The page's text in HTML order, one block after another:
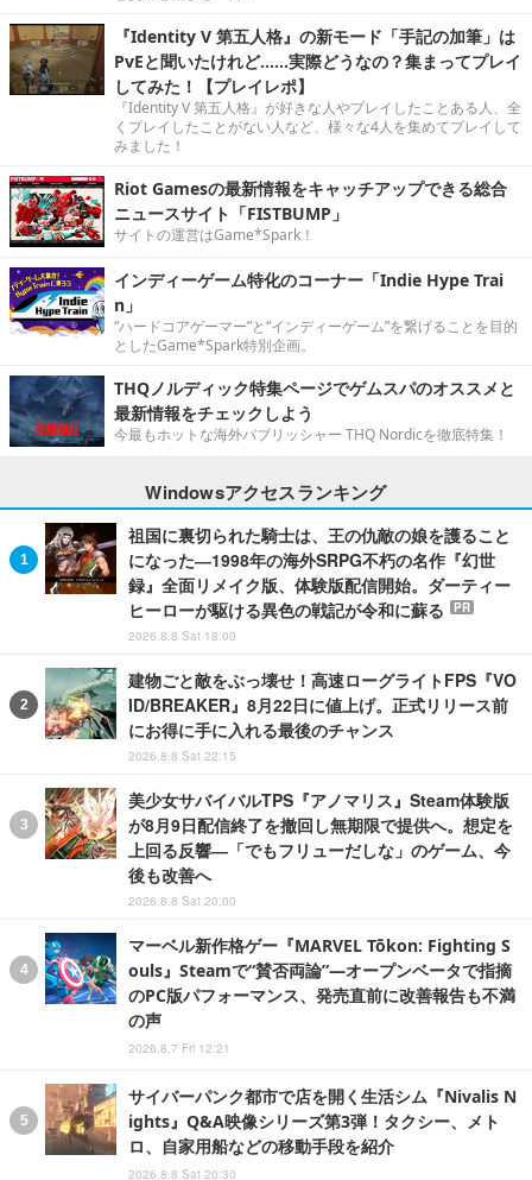
『Identity V 第五人格』の新モード「手記の加筆」は
PvEと聞いたけれど……実際どうなの？集まってプレイ
してみた！【プレイレポ】
『Identity V 第五人格』が好きな人やプレイしたことある人、全
くプレイしたことがない人など、様々な4人を集めてプレイして
みました！
Riot Gamesの最新情報をキャッチアップできる総合
ニュースサイト「FISTBUMP」
サイトの運営はGame*Spark！
インディーゲーム特化のコーナー「Indie Hype Trai
n」
“ハードコアゲーマー”と“インディーゲーム”を繋げることを目的
としたGame*Spark特別企画。
THQノルディック特集ページでゲムスパのオススメと
最新情報をチェックしよう
今最もホットな海外パブリッシャー THQ Nordicを徹底特集！
Windowsアクセスランキング
祖国に裏切られた騎士は、王の仇敵の娘を護ること
になった―1998年の海外SRPG不朽の名作『幻世
録』全面リメイク版、体験版配信開始。ダーティー
ヒーローが駆ける異色の戦記が令和に蘇る
PR
2026.8.8 Sat 18:00
建物ごと敵をぶっ壊せ！高速ローグライトFPS『VO
ID/BREAKER』8月22日に値上げ。正式リリース前
にお得に手に入れる最後のチャンス
2026.8.8 Sat 22:15
美少女サバイバルTPS『アノマリス』Steam体験版
が8月9日配信終了を撤回し無期限で提供へ。想定を
上回る反響―「でもフリューだしな」のゲーム、今
後も改善へ
2026.8.8 Sat 20:00
マーベル新作格ゲー『MARVEL Tōkon: Fighting S
ouls』Steamで“賛否両論”―オープンベータで指摘
のPC版パフォーマンス、発売直前に改善報告も不満
の声
2026.8.7 Fri 12:21
サイバーパンク都市で店を開く生活シム『Nivalis N
ights』Q&A映像シリーズ第3弾！タクシー、メト
ロ、自家用船などの移動手段を紹介
2026.8.8 Sat 20:30